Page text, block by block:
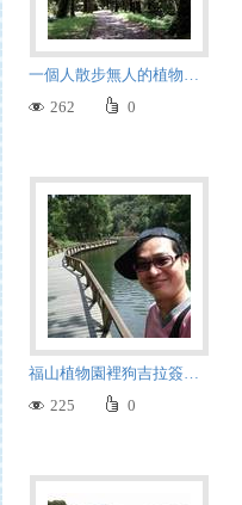
一個人散步無人的植物園其中
262
0
福山植物園裡狗吉拉簽名照
225
0